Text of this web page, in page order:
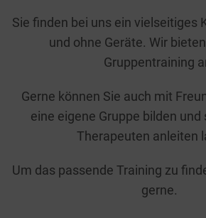
Sie finden bei uns ein vielseitiges
und ohne Geräte. Wir
Gruppentraining
Gerne können Sie auch mit
eine eigene Gruppe bilden und
Therapeuten anleiten
Um das passende Training zu
gerne.